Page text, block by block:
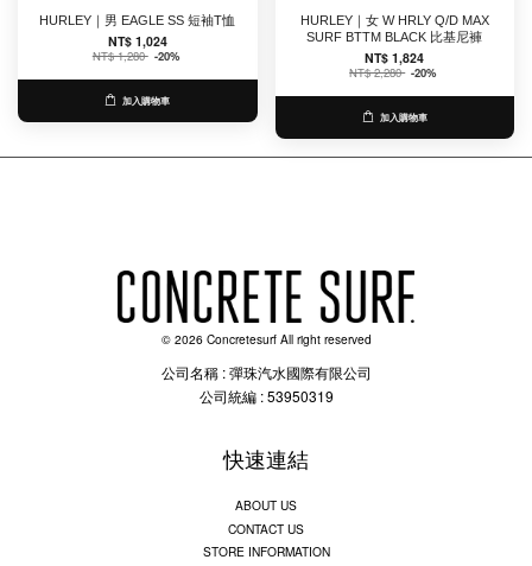
HURLEY｜男 EAGLE SS 短袖T恤
NT$ 1,024
NT$ 1,280 -20%
加入購物車
HURLEY｜女 W HRLY Q/D MAX
SURF BTTM BLACK 比基尼褲
NT$ 1,824
NT$ 2,280 -20%
加入購物車
© 2026 Concretesurf All right reserved
公司名稱 : 彈珠汽水國際有限公司
公司統編 : 53950319
快速連結
ABOUT US
CONTACT US
STORE INFORMATION